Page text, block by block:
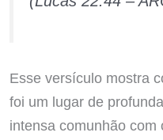
Esse versículo mostra
foi um lugar de
intensa comunhão